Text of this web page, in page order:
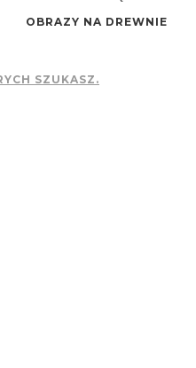
OBRAZY NA DREWNIE
SZUKASZ.